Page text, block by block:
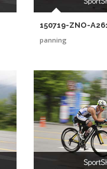
150719-ZNO-
panning